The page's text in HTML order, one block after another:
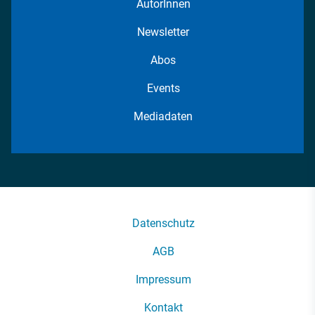
AutorInnen
Newsletter
Abos
Events
Mediadaten
Datenschutz
AGB
Impressum
Kontakt